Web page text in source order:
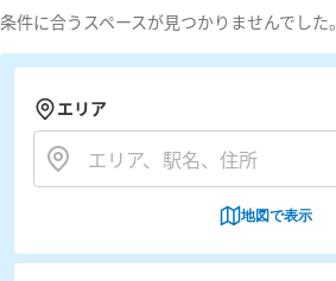
条件に合うスペースが見つかりませんでした。
エリア
地図で表示